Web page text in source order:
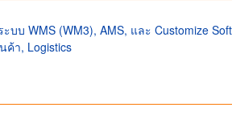
บ WMS (WM3), AMS, และ Customize
ค้า, Logistics